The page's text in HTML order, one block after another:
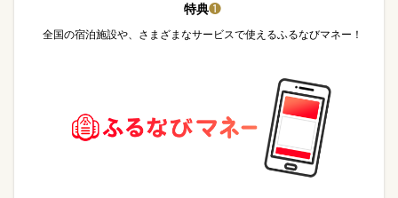
特典❶
全国の宿泊施設や、さまざまなサービスで使えるふるなびマネー！